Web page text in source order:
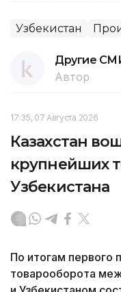
Узбекистан
Другие
Автор
17:35, 07 Августа 2026
Казахстан
крупнейших
Узбекистана
По итогам первого
товарооборота